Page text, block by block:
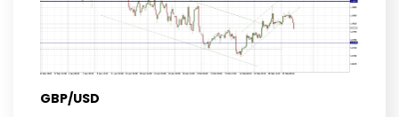
GBP/USD